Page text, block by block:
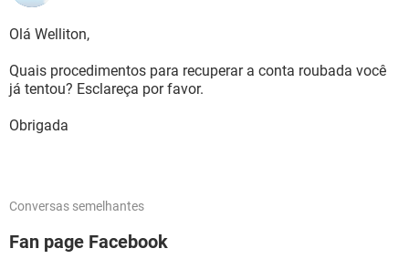
Olá Welliton,
Quais procedimentos para recuperar a conta roubada você
já tentou? Esclareça por favor.
Obrigada
Conversas semelhantes
Fan page Facebook